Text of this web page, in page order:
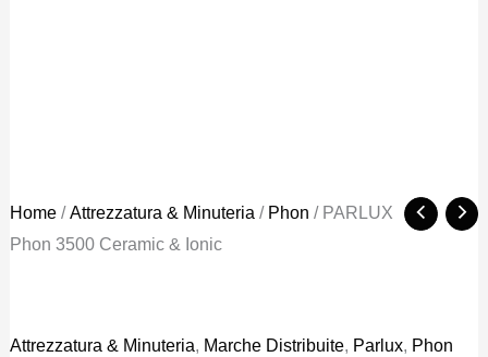
Home/Attrezzatura & Minuteria / Phon / PARLUX
Phon 3500 Ceramic & Ionic
Attrezzatura & Minuteria, Marche Distribuite, Parlux, Phon